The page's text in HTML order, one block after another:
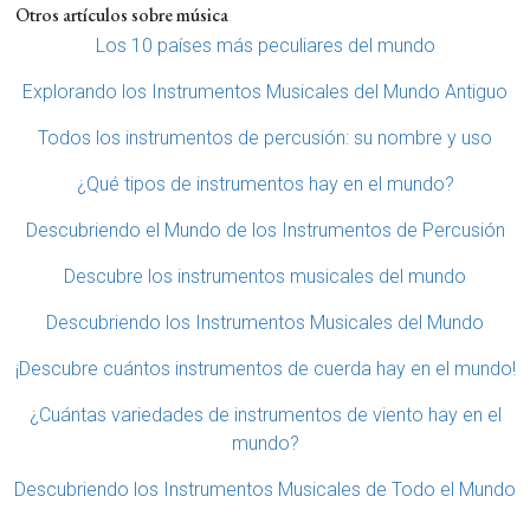
Otros artículos sobre música
Los 10 países más peculiares del mundo
Explorando los Instrumentos Musicales del Mundo Antiguo
Todos los instrumentos de percusión: su nombre y uso
¿Qué tipos de instrumentos hay en el mundo?
Descubriendo el Mundo de los Instrumentos de Percusión
Descubre los instrumentos musicales del mundo
Descubriendo los Instrumentos Musicales del Mundo
¡Descubre cuántos instrumentos de cuerda hay en el mundo!
¿Cuántas variedades de instrumentos de viento hay en el
mundo?
Descubriendo los Instrumentos Musicales de Todo el Mundo